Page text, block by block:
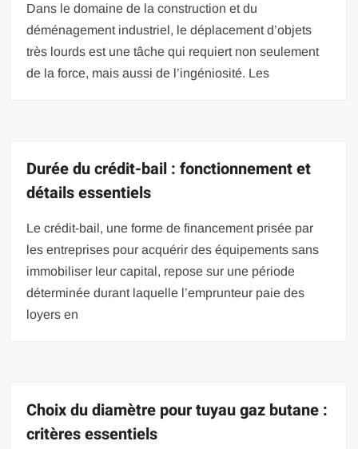
Dans le domaine de la construction et du
déménagement industriel, le déplacement d’objets
très lourds est une tâche qui requiert non seulement
de la force, mais aussi de l’ingéniosité. Les
Durée du crédit-bail : fonctionnement et
détails essentiels
Le crédit-bail, une forme de financement prisée par
les entreprises pour acquérir des équipements sans
immobiliser leur capital, repose sur une période
déterminée durant laquelle l’emprunteur paie des
loyers en
Choix du diamètre pour tuyau gaz butane :
critères essentiels